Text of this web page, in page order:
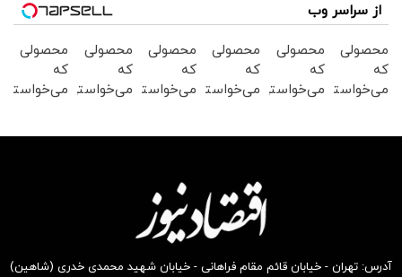
از سراسر وب
محصولی
که
می‌خواستی
محصولی
که
می‌خواستی
محصولی
که
می‌خواستی
بخر !
محصولی
که
می‌خواستی
بخر !
محصولی
که
می‌خواستی
محصولی
که
می‌خواستی
آدرس: تهران - خیابان قائم مقام فراهانی - خیابان شهید محمدی خدری (شاهین)